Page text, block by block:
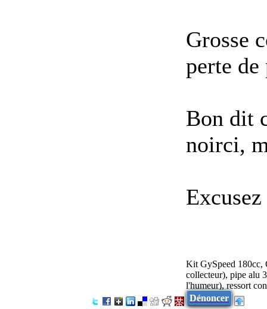
Grosse
perte de
Bon dit
noirci,
Kit GySpeed 180cc,
collecteur), pipe alu
l'humeur), ressort
Dénoncer